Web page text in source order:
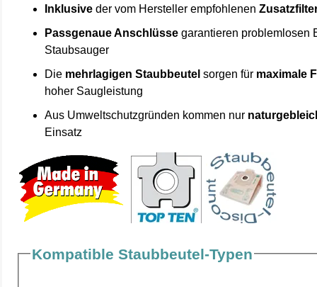
Inklusive der vom Hersteller empfohlenen
Passgenaue Anschlüsse garantieren problemlosen
Staubsauger
Die mehrlagigen Staubbeutel sorgen für maximale
hoher Saugleistung
Aus Umweltschutzgründen kommen nur
Einsatz
Kompatible Staubbeutel-Typen